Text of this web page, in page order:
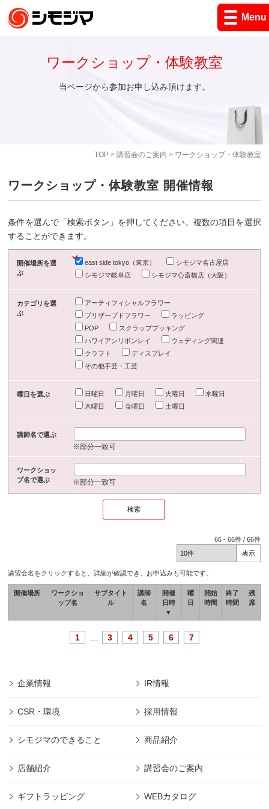
Menu
TOP> 講習会のご案内 > ワークショップ・体験教室
ワークショップ・体験教室
当ページから参加お申し込み頂けます。
ワークショップ・体験教室 開催情報
条件を選んで「検索ボタン」を押してください。複数の項目を選択
することができます。
開催場所を選
ぶ
east side tokyo（東京）
シモジマ名古屋店
シモジマ岐阜店
シモジマ心斎橋店（大阪）
カテゴリを選
ぶ
アーティフィシャルフラワー
プリザーブドフラワー
ラッピング
POP
スクラップブッキング
ハワイアンリボンレイ
ウェディング関連
クラフト
ディスプレイ
その他手芸・工芸
曜日を選ぶ 日曜日 月曜日 火曜日
水曜日
木曜日
金曜日 土曜日
講師名で選ぶ
※部分一致可
ワークショッ
プ名で選ぶ
※部分一致可
66 -66件 /66件
講習会名をクリックすると、詳細が確認でき、お申込みも可能です。
開催場所
ワークショ
ップ名
サブタイト
ル
講師
名
開催
日時
▼
曜
日
開始
時間
終了
時間
残
席
1 3 4 5 6 7
企業情報 IR情報
CSR・環境 採用情報
シモジマのできること 商品紹介
店舗紹介 講習会のご案内
ギフトラッピング WEBカタログ